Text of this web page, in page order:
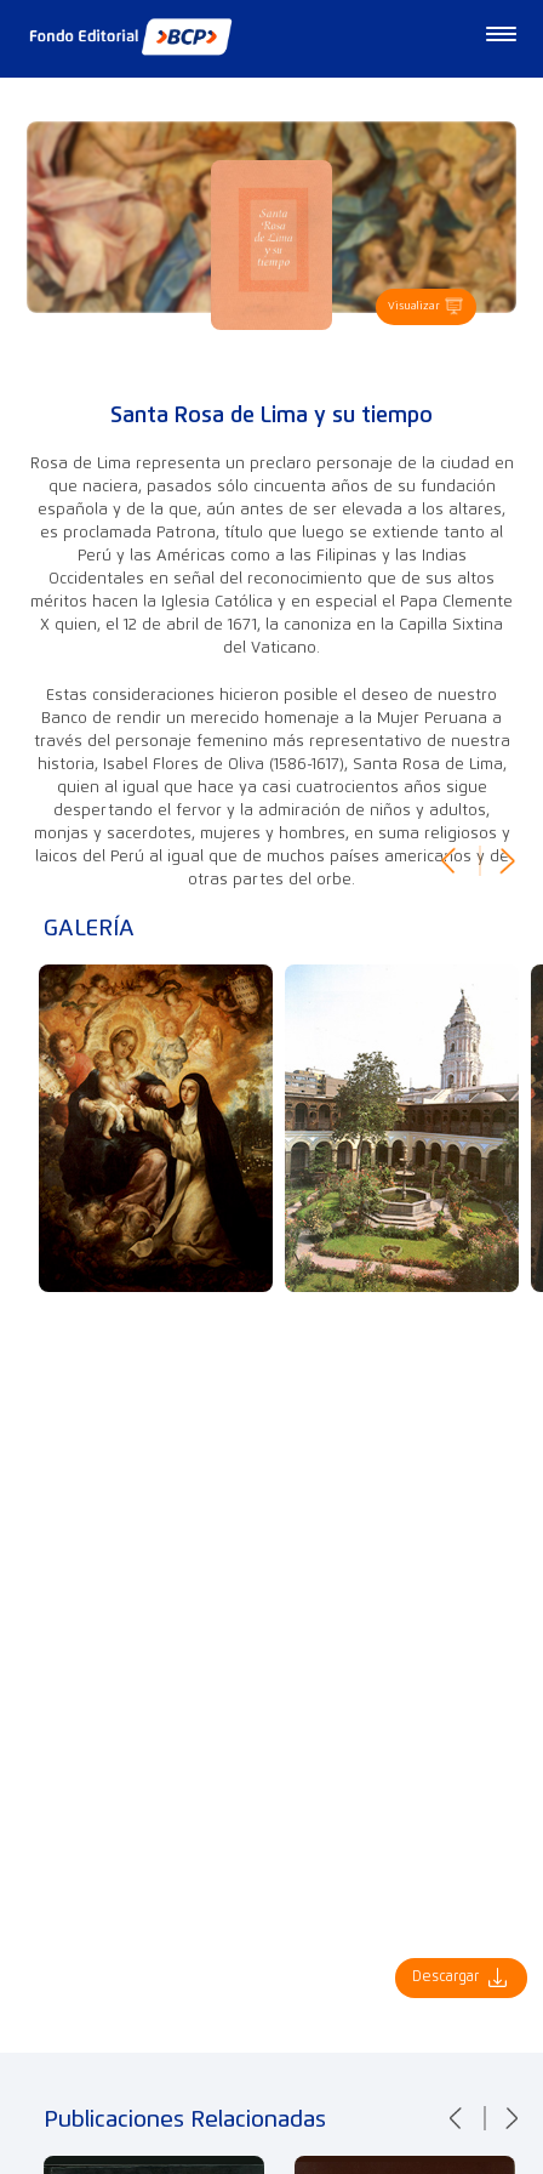
Visualizar
Santa Rosa de Lima y su tiempo
Rosa de Lima representa un preclaro personaje de la ciudad en
que naciera, pasados sólo cincuenta años de su fundación
española y de la que, aún antes de ser elevada a los altares,
es proclamada Patrona, título que luego se extiende tanto al
Perú y las Américas como a las Filipinas y las Indias
Occidentales en señal del reconocimiento que de sus altos
méritos hacen la Iglesia Católica y en especial el Papa Clemente
X quien, el 12 de abril de 1671, la canoniza en la Capilla Sixtina
del Vaticano.
Estas consideraciones hicieron posible el deseo de nuestro
Banco de rendir un merecido homenaje a la Mujer Peruana a
través del personaje femenino más representativo de nuestra
historia, Isabel Flores de Oliva (1586-1617), Santa Rosa de Lima,
quien al igual que hace ya casi cuatrocientos años sigue
despertando el fervor y la admiración de niños y adultos,
monjas y sacerdotes, mujeres y hombres, en suma religiosos y
laicos del Perú al igual que de muchos países americanos y de
otras partes del orbe.
GALERÍA
Descargar
Publicaciones Relacionadas